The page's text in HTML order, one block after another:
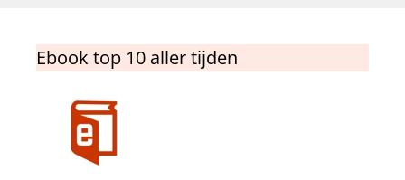
Ebook top 10 aller tijden